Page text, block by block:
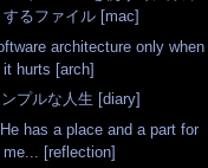
するファイル [mac]
architecture only when
it hurts [arch]
プルな人生 [diary]
He has a place and a part for
me... [reflection]